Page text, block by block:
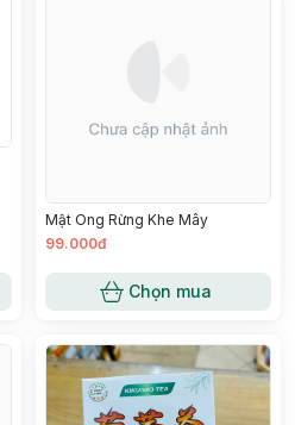
Mật Ong Rừng Khe Mây
99.000đ
Chọn mua